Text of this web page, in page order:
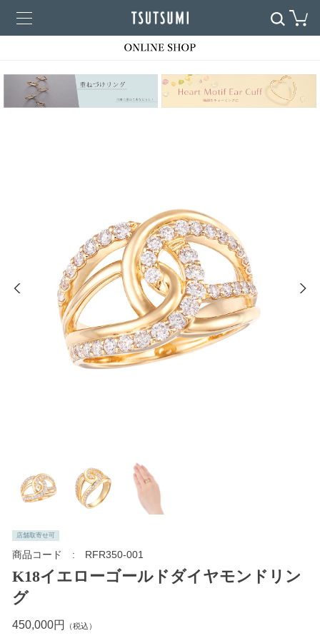
店舗取寄せ可
商品コード RFR350-001
K18イエローゴールドダイヤモンドリン
グ
450,000円 （税込）